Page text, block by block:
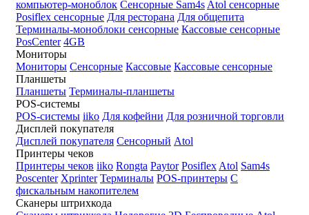
компьютер-моноблок Сенсорные Sam4s Atol сенсорные
Posiflex сенсорные Для ресторана Для общепита
Терминалы-моноблоки сенсорные Кассовые сенсорные
PosCenter 4GB
Мониторы
Мониторы Сенсорные Кассовые Кассовые сенсорные
Планшеты
Планшеты Терминалы-планшеты
POS-системы
POS-системы iiko Для кофейни Для розничной торговли
Дисплей покупателя
Дисплей покупателя Сенсорный Atol
Принтеры чеков
Принтеры чеков iiko Rongta Paytor Posiflex Atol Sam4s
Poscenter Xprinter Терминалы POS-принтеры С
фискальным накопителем
Сканеры штрихкода